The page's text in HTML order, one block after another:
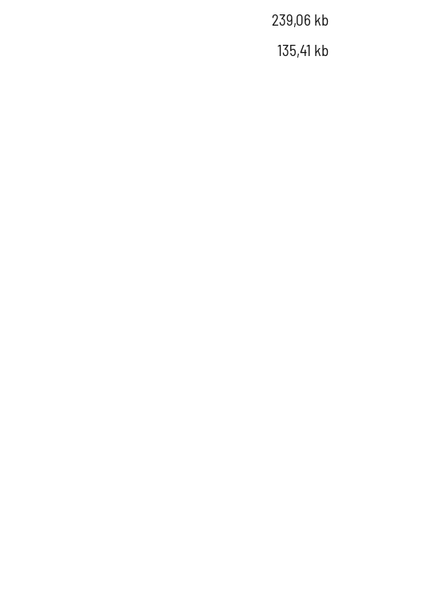
239,06 kb
135,41 kb